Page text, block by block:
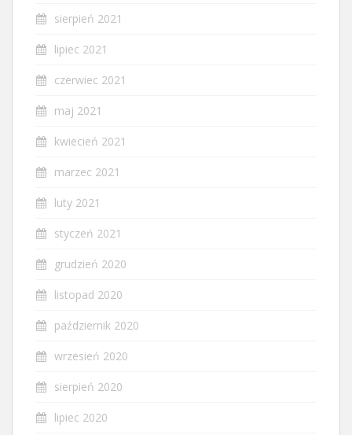
sierpień 2021
lipiec 2021
czerwiec 2021
maj 2021
kwiecień 2021
marzec 2021
luty 2021
styczeń 2021
grudzień 2020
listopad 2020
październik 2020
wrzesień 2020
sierpień 2020
lipiec 2020